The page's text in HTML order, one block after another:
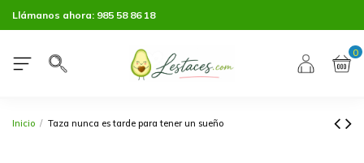
Llámanos ahora: 985 58 86 18
0
Inicio Taza nunca es tarde para tener un sueño